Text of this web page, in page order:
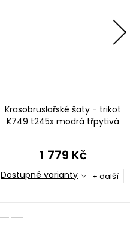
Krasobruslařské šaty - trikot
K749 t245x modrá třpytivá
1 779 Kč
Dostupné varianty + další